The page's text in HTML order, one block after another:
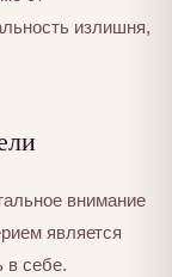
излишня,
внимание
является
в себе.